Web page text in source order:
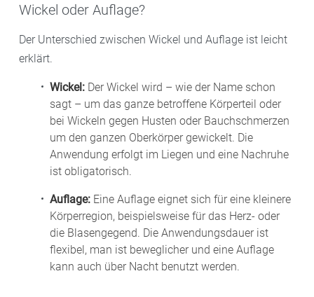
Wickel oder Auflage?
Der Unterschied zwischen Wickel und Auflage ist leicht
erklärt.
Wickel: Der Wickel wird – wie der Name schon
sagt – um das ganze betroffene Körperteil oder
bei Wickeln gegen Husten oder Bauchschmerzen
um den ganzen Oberkörper gewickelt. Die
Anwendung erfolgt im Liegen und eine Nachruhe
ist obligatorisch.
Auflage: Eine Auflage eignet sich für eine kleinere
Körperregion, beispielsweise für das Herz- oder
die Blasengegend. Die Anwendungsdauer ist
flexibel, man ist beweglicher und eine Auflage
kann auch über Nacht benutzt werden.